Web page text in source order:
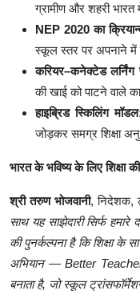
ग्रामीण और शहरी
NEP 2020का
स्कूल स्तर पर अपनाने में
करियर–कनेक्टेड लर्निंग
की खाई को पाटने वाले
हाइब्रिड स्किलिंग मॉडल
जोड़कर समग्र शिक्षा
भारत के भविष्य के लिए शिक्षा की
श्री तरुण भोजवानी, निदेशक,
साथ यह साझेदारी सिर्फ
की पुनर्कल्पना है कि शिक्षा के
अभियान — Better
बनाता है, जो स्कूल